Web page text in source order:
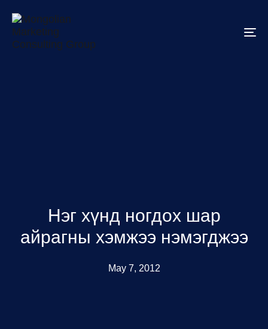
Нэг хүнд ногдох шар
айрагны хэмжээ нэмэгджээ
May 7, 2012